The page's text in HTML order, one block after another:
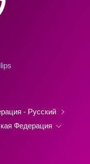
- Русский
Федерация